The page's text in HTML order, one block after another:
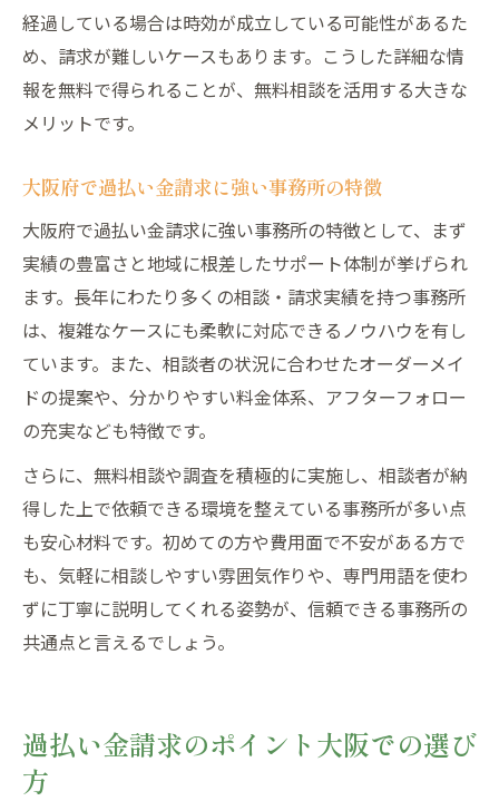
経過している場合は時効が成立している可能性があるた
め、請求が難しいケースもあります。こうした詳細な情
報を無料で得られることが、無料相談を活用する大きな
メリットです。
大阪府で過払い金請求に強い事務所の特徴
大阪府で過払い金請求に強い事務所の特徴として、まず
実績の豊富さと地域に根差したサポート体制が挙げられ
ます。長年にわたり多くの相談・請求実績を持つ事務所
は、複雑なケースにも柔軟に対応できるノウハウを有し
ています。また、相談者の状況に合わせたオーダーメイ
ドの提案や、分かりやすい料金体系、アフターフォロー
の充実なども特徴です。
さらに、無料相談や調査を積極的に実施し、相談者が納
得した上で依頼できる環境を整えている事務所が多い点
も安心材料です。初めての方や費用面で不安がある方で
も、気軽に相談しやすい雰囲気作りや、専門用語を使わ
ずに丁寧に説明してくれる姿勢が、信頼できる事務所の
共通点と言えるでしょう。
過払い金請求のポイント大阪での選び
方